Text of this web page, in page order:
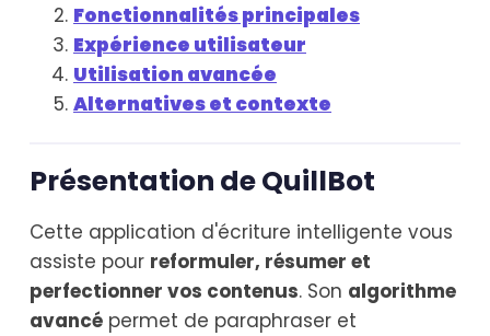
Fonctionnalités principales
Expérience utilisateur
Utilisation avancée
Alternatives et contexte
Présentation de QuillBot
Cette application d'écriture intelligente vous
assiste pour reformuler, résumer et
perfectionner vos contenus. Son algorithme
avancé permet de paraphraser et